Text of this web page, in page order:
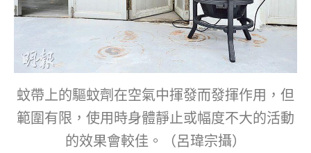
蚊帶上的驅蚊劑在空氣中揮發而發揮作用，但
範圍有限，使用時身體靜止或幅度不大的活動
的效果會較佳。（呂瑋宗攝）